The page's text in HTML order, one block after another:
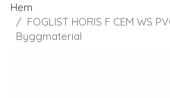
Hem
FOGLIST HORIS F CEM WS
Byggmaterial